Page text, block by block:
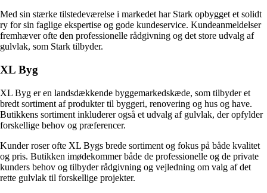
Med sin stærke tilstedeværelse i markedet har Stark opbygget et solidt
ry for sin faglige ekspertise og gode kundeservice. Kundeanmeldelser
fremhæver ofte den professionelle rådgivning og det store udvalg af
gulvlak, som Stark tilbyder.
XL Byg
XL Byg er en landsdækkende byggemarkedskæde, som tilbyder et
bredt sortiment af produkter til byggeri, renovering og hus og have.
Butikkens sortiment inkluderer også et udvalg af gulvlak, der opfylder
forskellige behov og præferencer.
Kunder roser ofte XL Bygs brede sortiment og fokus på både kvalitet
og pris. Butikken imødekommer både de professionelle og de private
kunders behov og tilbyder rådgivning og vejledning om valg af det
rette gulvlak til forskellige projekter.